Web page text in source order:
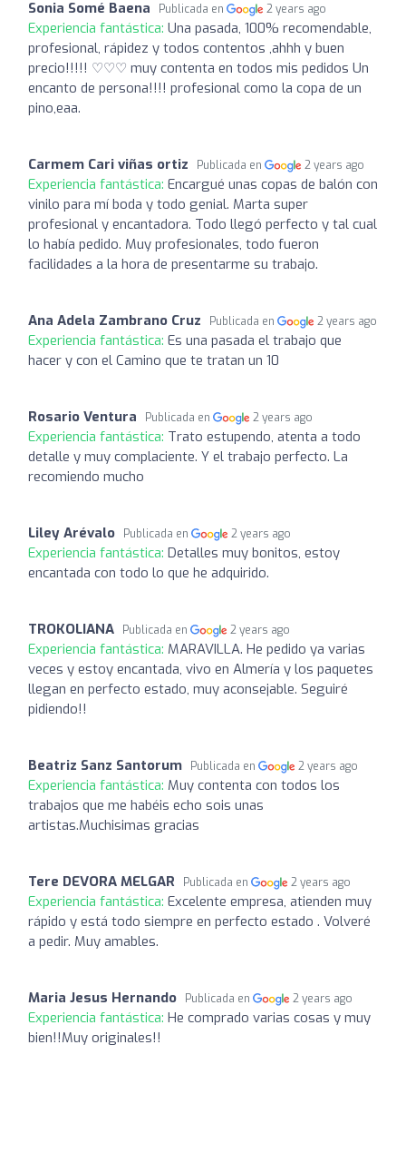
Sonia Somé Baena Publicada en 2 years ago
Experiencia fantástica: Una pasada, 100% recomendable,
profesional, rápidez y todos contentos ,ahhh y buen
precio!!!!! ♡♡♡ muy contenta en todos mis pedidos Un
encanto de persona!!!! profesional como la copa de un
pino,eaa.
Carmem Cari viñas ortiz Publicada en 2 years ago
Experiencia fantástica: Encargué unas copas de balón con
vinilo para mí boda y todo genial. Marta super
profesional y encantadora. Todo llegó perfecto y tal cual
lo había pedido. Muy profesionales, todo fueron
facilidades a la hora de presentarme su trabajo.
Ana Adela Zambrano Cruz Publicada en 2 years ago
Experiencia fantástica: Es una pasada el trabajo que
hacer y con el Camino que te tratan un 10
Rosario Ventura Publicada en 2 years ago
Experiencia fantástica: Trato estupendo, atenta a todo
detalle y muy complaciente. Y el trabajo perfecto. La
recomiendo mucho
Liley Arévalo Publicada en 2 years ago
Experiencia fantástica: Detalles muy bonitos, estoy
encantada con todo lo que he adquirido.
TROKOLIANA Publicada en 2 years ago
Experiencia fantástica: MARAVILLA. He pedido ya varias
veces y estoy encantada, vivo en Almería y los paquetes
llegan en perfecto estado, muy aconsejable. Seguiré
pidiendo!!
Beatriz Sanz Santorum Publicada en 2 years ago
Experiencia fantástica: Muy contenta con todos los
trabajos que me habéis echo sois unas
artistas.Muchisimas gracias
Tere DEVORA MELGAR Publicada en 2 years ago
Experiencia fantástica: Excelente empresa, atienden muy
rápido y está todo siempre en perfecto estado . Volveré
a pedir. Muy amables.
Maria Jesus Hernando Publicada en 2 years ago
Experiencia fantástica: He comprado varias cosas y muy
bien!!Muy originales!!